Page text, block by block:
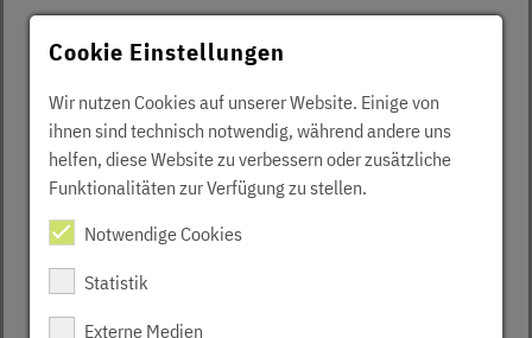
Cookie Einstellungen
Wir nutzen Cookies auf unserer Website. Einige von
ihnen sind technisch notwendig, während andere uns
helfen, diese Website zu verbessern oder zusätzliche
Funktionalitäten zur Verfügung zu stellen.
Notwendige Cookies
Statistik
Externe Medien